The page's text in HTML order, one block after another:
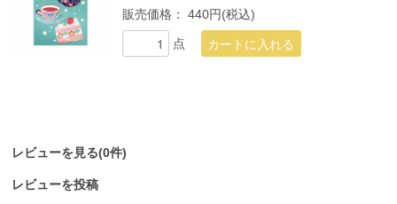
販売価格：440円(税込)
点
レビューを見る(0件)
レビューを投稿